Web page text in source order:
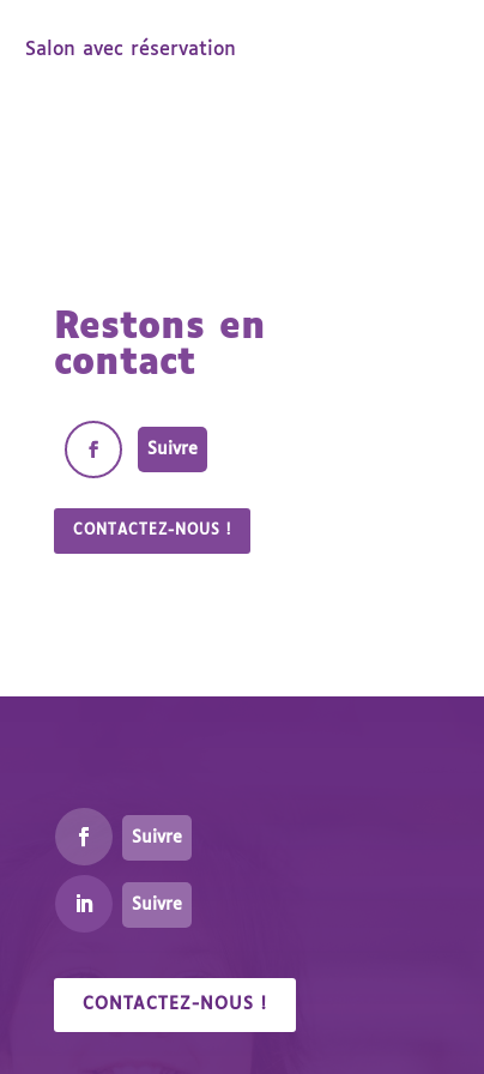
Salon avec réservation
Restons en
contact
Suivre
CONTACTEZ-NOUS !
Suivre
Suivre
CONTACTEZ-NOUS !